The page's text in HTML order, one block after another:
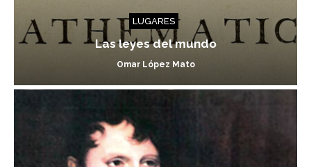
LUGARES
Las leyes del mundo
Omar López Mato